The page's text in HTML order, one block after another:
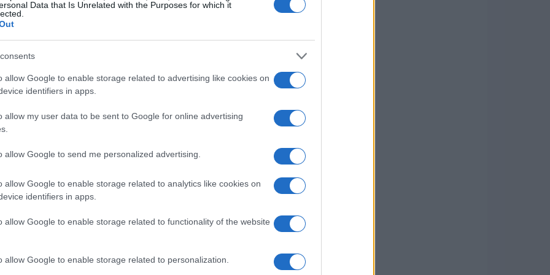
Data that Is Unrelated with the Purposes for which it
allow Google to enable storage related to advertising like cookies on
identifiers in apps.
allow my user data to be sent to Google for online advertising
allow Google to send me personalized advertising.
allow Google to enable storage related to analytics like cookies on
identifiers in apps.
allow Google to enable storage related to functionality of the website
allow Google to enable storage related to personalization.
Questo dovrebbe farci riflettere: se una
davvero pensare che al Bologna possa
che, in un calcio che corre veloce, serve ben altro